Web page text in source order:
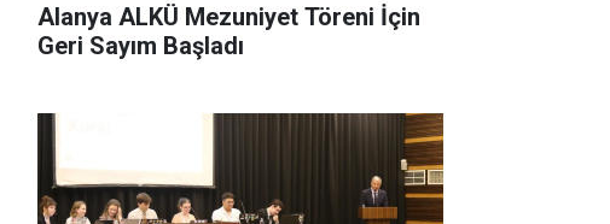
Alanya ALKÜ Mezuniyet Töreni İçin
Geri Sayım Başladı